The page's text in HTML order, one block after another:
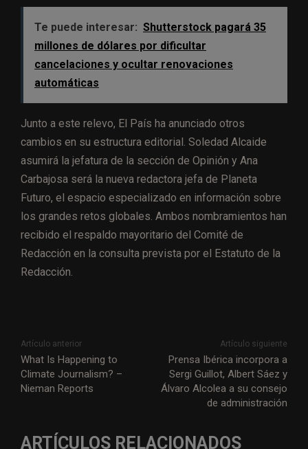
Te puede interesar: Shutterstock pagará 35
millones de dólares por dificultar
cancelaciones y ocultar renovaciones
automáticas
Junto a este relevo, El País ha anunciado otros
cambios en su estructura editorial. Soledad Alcaide
asumirá la jefatura de la sección de Opinión y Ana
Carbajosa será la nueva redactora jefa de Planeta
Futuro, el espacio especializado en información sobre
los grandes retos globales. Ambos nombramientos han
recibido el respaldo mayoritario del Comité de
Redacción en la consulta prevista por el Estatuto de la
Redacción.
Artículo anterior
What Is Happening to
Climate Journalism? –
Nieman Reports
Artículo siguiente
Prensa Ibérica incorpora a
Sergi Guillot, Albert Sáez y
Álvaro Alcolea a su consejo
de administración
ARTÍCULOS RELACIONADOS